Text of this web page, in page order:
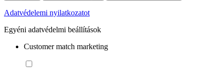
Adatvédelemi nyilatkozatot
Egyéni adatvédelmi beállítások
Customer match marketing